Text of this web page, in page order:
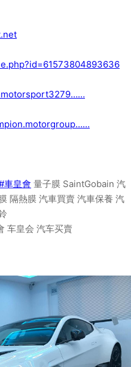
車皇會 量子膜 SaintGobain 汽
隔熱膜 汽車買賣 汽車保養 汽
车皇会 汽车买賣